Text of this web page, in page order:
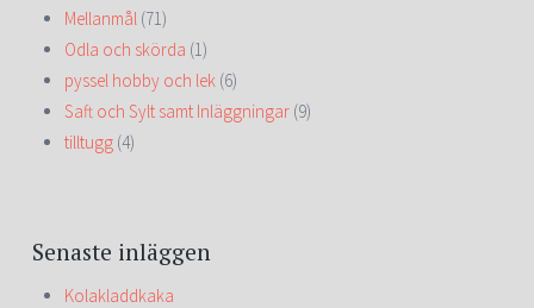
Mellanmål (71)
Odla och skörda (1)
pyssel hobby och lek (6)
Saft och Sylt samt Inläggningar (9)
tilltugg (4)
Senaste inläggen
Kolakladdkaka